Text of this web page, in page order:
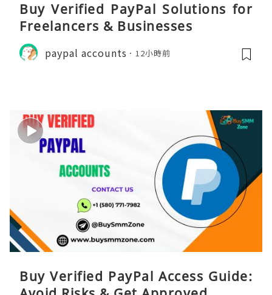
Buy Verified PayPal Solutions for
Freelancers & Businesses
paypal accounts 12小時前
Buy Verified PayPal Access Guide: